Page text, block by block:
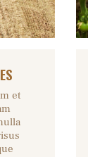
et